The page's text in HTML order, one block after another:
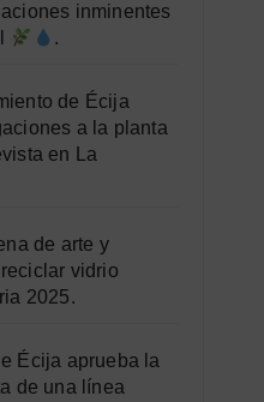
inminentes
.
de Écija
a la planta
en La
de arte y
vidrio
2025.
Écija aprueba la
de una línea